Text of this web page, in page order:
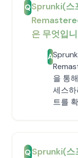
QSprunki(
은 무엇입
A
을 통
세스
트를
QSprunki(